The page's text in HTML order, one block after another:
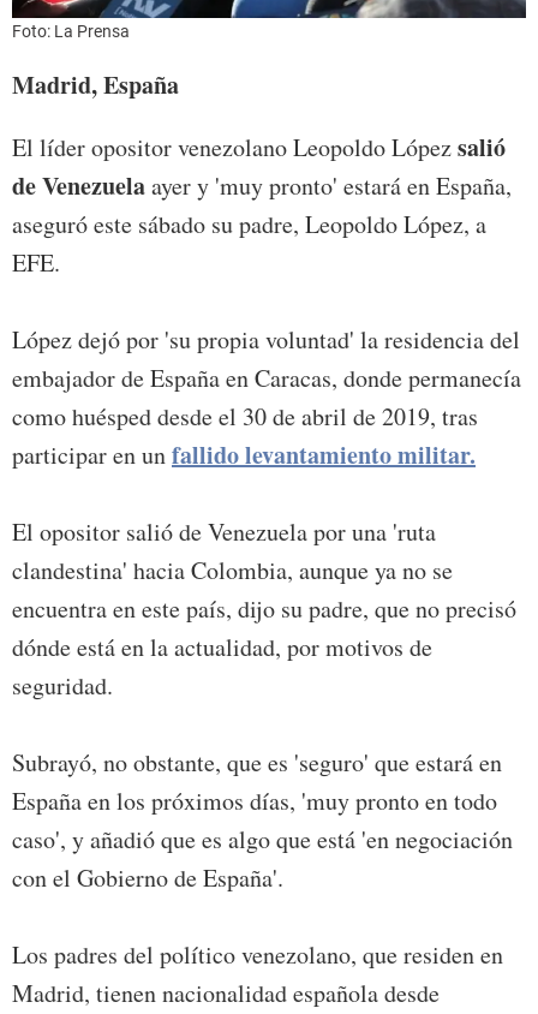
Foto: La Prensa
Madrid, España
El líder opositor venezolano Leopoldo Lópezsalió
de Venezuelaayer y 'muy pronto' estará en España,
aseguró este sábado su padre, Leopoldo López, a
EFE.
López dejó por 'su propia voluntad' la residencia del
embajador de España en Caracas, donde permanecía
como huésped desde el 30 de abril de 2019, tras
participar en unfallido levantamiento militar.
El opositor salió de Venezuela por una 'ruta
clandestina' hacia Colombia, aunque ya no se
encuentra en este país, dijo su padre, que no precisó
dónde está en la actualidad, por motivos de
seguridad.
Subrayó, no obstante, que es 'seguro' que estará en
España en los próximos días, 'muy pronto en todo
caso', y añadió que es algo que está 'en negociación
con el Gobierno de España'.
Los padres del político venezolano, que residen en
Madrid, tienen nacionalidad española desde